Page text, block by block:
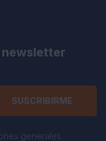
SUSCRIBIRME
generales